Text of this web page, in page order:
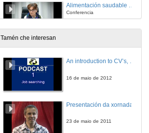
Conferencia
Alimentación saudable e de produción ecolóxica nos comedores escolares de Asturias. Quenda de preguntas
16 de dec. de 2016
Tamén che interesan
An introduction to CV’s, letters, and job searching
16 de maio de 2012
Presentación da xornada
23 de maio de 2011